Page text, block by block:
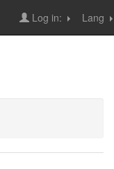
Lang
Log in: